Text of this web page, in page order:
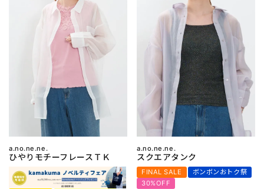
a.no.ne.ne.
ひやりモチーフレースＴＫ
a.no.ne.ne.
スクエアタンク
FINAL SALE
ボンボンおトク祭
30%OFF